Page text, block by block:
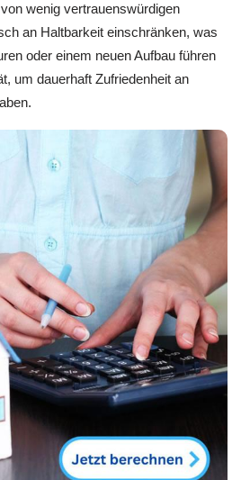
wenig vertrauenswürdigen
an Haltbarkeit einschränken, was
oder einem neuen Aufbau führen
um dauerhaft Zufriedenheit an